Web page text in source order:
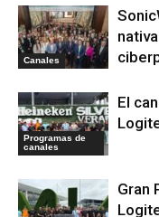
Canales
Programas de
canales
El
Gran